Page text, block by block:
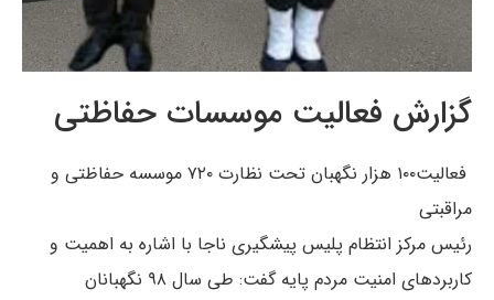
گزارش فعالیت موسسات حفاظتی
فعالیت۱۰۰ هزار نگهبان تحت نظارت ۷۲۰ موسسه حفاظتی و
مراقبتی
رئیس مرکز انتظام پلیس پیشگیری ناجا با اشاره به اهمیت و
کاربرد‌های امنیت مردم پایه گفت: طی سال ۹۸ نگهبانان